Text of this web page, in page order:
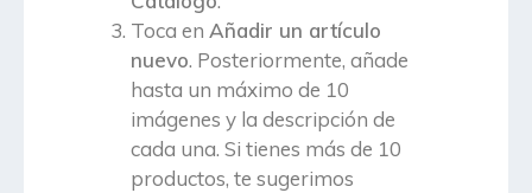
Toca en Añadir un artículo
nuevo. Posteriormente, añade
hasta un máximo de 10
imágenes y la descripción de
cada una. Si tienes más de 10
productos, te sugerimos